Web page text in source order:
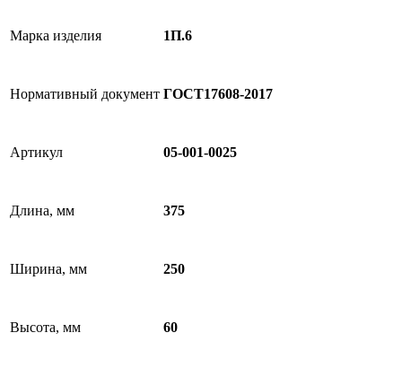
Марка изделия 1П.6
Нормативный документ ГОСТ17608-2017
Артикул 05-001-0025
Длина, мм 375
Ширина, мм 250
Высота, мм 60